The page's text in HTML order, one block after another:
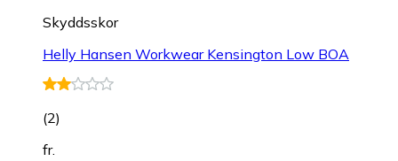
Skyddsskor
Helly Hansen Workwear Kensington Low BOA
(2)
fr.